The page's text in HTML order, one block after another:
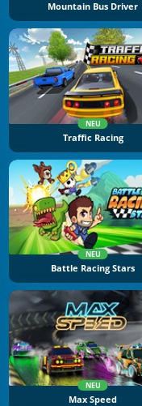
Mountain Bus Driver
NEU
Traffic Racing
NEU
Battle Racing Stars
NEU
Max Speed